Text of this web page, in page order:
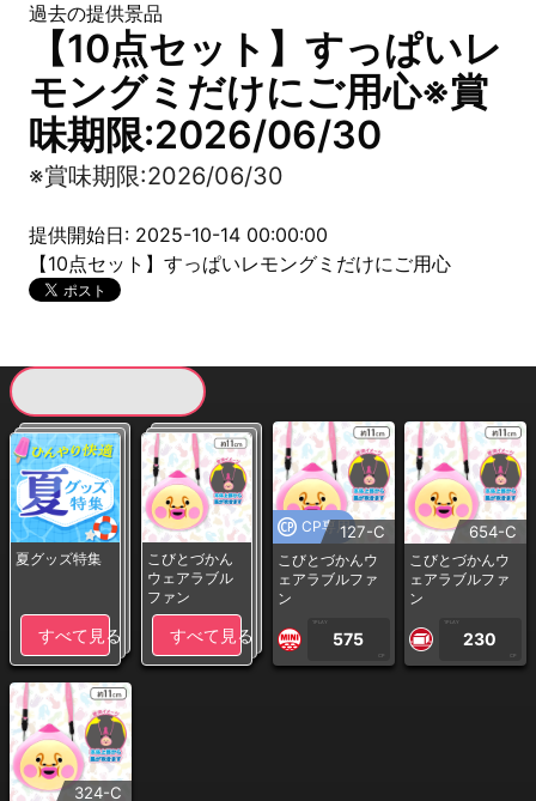
過去の提供景品
【10点セット】すっぱいレ
モングミだけにご用心※賞
味期限:2026/06/30
※賞味期限:2026/06/30
提供開始日: 2025-10-14 00:00:00
【10点セット】すっぱいレモングミだけにご用心
夏グッズ特集
すべて見る
こびとづかん
ウェアラブル
ファン
すべて見る
CP専用127-C
こびとづかんウ
ェアラブルファ
ン
1PLAY
575
CP
654-C
こびとづかんウ
ェアラブルファ
ン
1PLAY
230
CP
324-C